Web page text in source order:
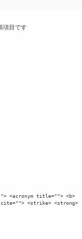
項目です
<acronym title=""> <b>
cite=""> <strike> <strong>